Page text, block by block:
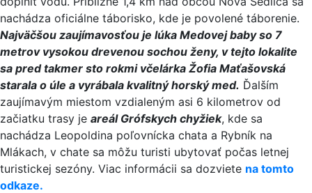
nachádza oficiálne táborisko, kde je povolené táborenie.
Najväčšou zaujímavosťou je lúka Medovej baby so 7
metrov vysokou drevenou sochou ženy, v tejto lokalite
sa pred takmer sto rokmi včelárka Žofia Maťašovská
starala o úle a vyrábala kvalitný horský med. Ďalším
zaujímavým miestom vzdialeným asi 6 kilometrov od
začiatku trasy je areál Grófskych chyžiek, kde sa
nachádza Leopoldina poľovnícka chata a Rybník na
Mlákach, v chate sa môžu turisti ubytovať počas letnej
turistickej sezóny. Viac informácii sa dozviete na tomto
odkaze.